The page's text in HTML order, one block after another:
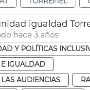
igualdad
hace 3 años
Y POLÍTICAS
IGUALDAD
AUDIENCIAS